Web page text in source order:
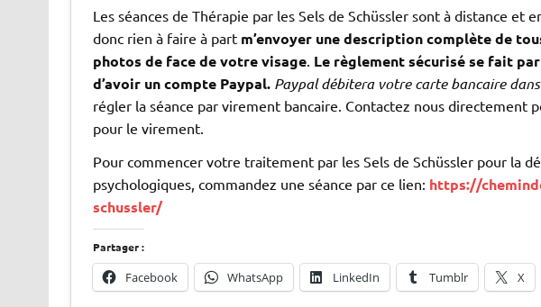
Les séances de Thérapie par les Sels de Schüssler sont à distance et
donc rien à faire à part m’envoyer une description complète de
photos de face de votre visage. Le règlement sécurisé se fait
d’avoir un compte Paypal. Paypal débitera votre carte bancaire dans
régler la séance par virement bancaire. Contactez nous directement
pour le virement.
Pour commencer votre traitement par les Sels de Schüssler pour la
psychologiques, commandez une séance par ce lien: https://
schussler/
Partager :
Facebook WhatsApp LinkedIn Tumblr X